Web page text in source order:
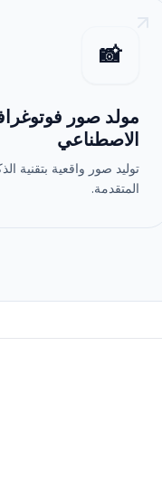
📸
مولد صور
الاصطناعي
توليد صور واقعية بتقنية
المتقدمة.